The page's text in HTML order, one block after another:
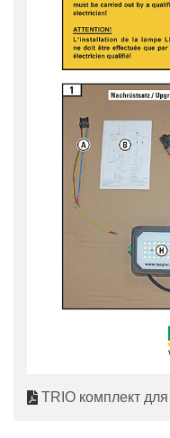
TRIO комплект